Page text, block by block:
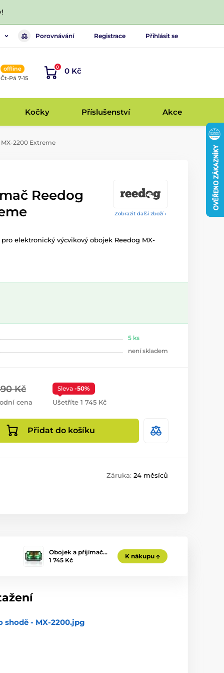
Porovnávání Registrace Přihlásit se
offline
Pá 7-15
0 0 Kč
Kočky Příslušenství Akce
2200 Extreme
Zobrazit další zboží ›
Reedog
elektronický výcvikový obojek Reedog MX-
5 ks
není skladem
Kč
cena
Sleva -50%
Ušetříte 1 745 Kč
Přidat do košíku
Záruka: 24 měsíců
Obojek a přijímač…
1 745 Kč
K nákupu
shodě - MX-2200.jpg